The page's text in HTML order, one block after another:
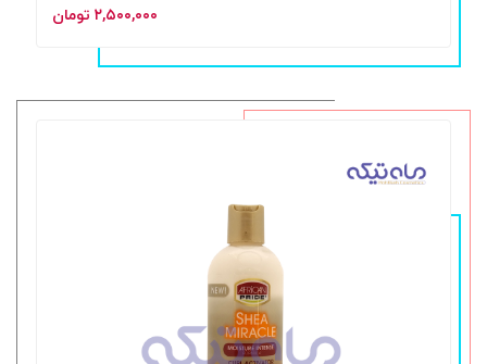
۲,۵۰۰,۰۰۰ تومان